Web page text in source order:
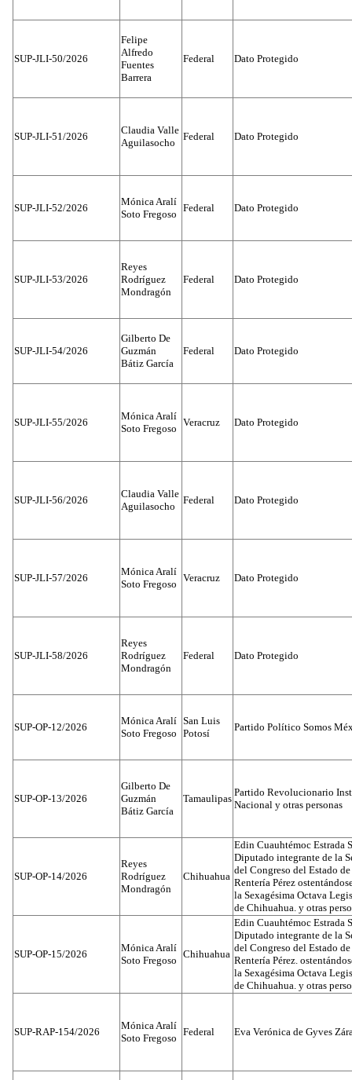
SUP-JLI-50/2026
Felipe
Alfredo
Fuentes
Barrera
Federal Dato Protegido
SUP-JLI-51/2026
Claudia Valle
Aguilasocho
Federal Dato Protegido
SUP-JLI-52/2026
Mónica Aralí
Soto Fregoso
Federal Dato Protegido
SUP-JLI-53/2026
Reyes
Rodríguez
Mondragón
Federal Dato Protegido
SUP-JLI-54/2026
Gilberto De
Guzmán
Bátiz García
Federal Dato Protegido
SUP-JLI-55/2026
Mónica Aralí
Soto Fregoso
Veracruz Dato Protegido
SUP-JLI-56/2026
Claudia Valle
Aguilasocho
Federal Dato Protegido
SUP-JLI-57/2026
Mónica Aralí
Soto Fregoso
Veracruz Dato Protegido
SUP-JLI-58/2026
Reyes
Rodríguez
Mondragón
Federal Dato Protegido
SUP-OP-12/2026
Mónica Aralí
Soto Fregoso
San Luis
Potosí
Partido Político Somos
SUP-OP-13/2026
Gilberto De
Guzmán
Bátiz García
Tamaulipas
Partido Revolucionario
Nacional y otras personas
SUP-OP-14/2026
Reyes
Rodríguez
Mondragón
Chihuahua
Edin Cuauhtémoc Estrada
Diputado integrante de la
del Congreso del Estado
Rentería Pérez
la Sexagésima Octava
de Chihuahua. y otras
SUP-OP-15/2026
Mónica Aralí
Soto Fregoso
Chihuahua
Edin Cuauhtémoc Estrada
Diputado integrante de la
del Congreso del Estado
Rentería Pérez.
la Sexagésima Octava
de Chihuahua. y otras
SUP-RAP-154/2026
Mónica Aralí
Soto Fregoso
Federal Eva Verónica de Gyves